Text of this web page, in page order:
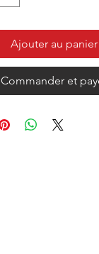
Ajouter au panier
Commander et